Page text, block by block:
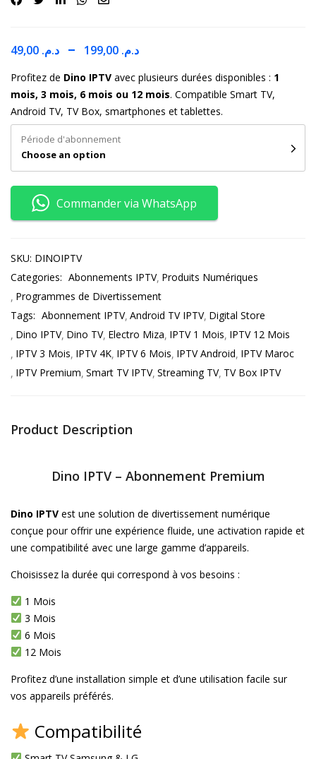
د.م. – د.م.
Profitez de Dino IPTV avec plusieurs durées disponibles : 1
mois, 3 mois, 6 mois ou 12 mois. Compatible Smart TV,
Android TV, TV Box, smartphones et tablettes.
Période d'abonnement
Choose an option
Commander via WhatsApp
SKU: DINOIPTV
Categories: Abonnements IPTV Produits Numériques
Programmes de Divertissement
Tags: Abonnement IPTV Android TV IPTV Digital Store
Dino IPTV Dino TV Electro Miza IPTV 1 Mois IPTV 12 Mois
IPTV 3 Mois IPTV 4K IPTV 6 Mois IPTV Android IPTV Maroc
IPTV Premium Smart TV IPTV Streaming TV TV Box IPTV
Product Description
Dino IPTV – Abonnement Premium
Dino IPTV est une solution de divertissement numérique
conçue pour offrir une expérience fluide, une activation rapide et
une compatibilité avec une large gamme d’appareils.
Choisissez la durée qui correspond à vos besoins :
1 Mois
3 Mois
6 Mois
12 Mois
Profitez d’une installation simple et d’une utilisation facile sur
vos appareils préférés.
Compatibilité